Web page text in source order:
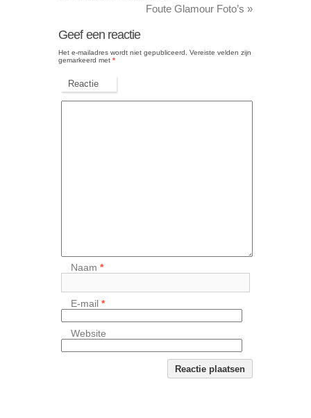
Foute Glamour Foto’s »
Geef een reactie
Het e-mailadres wordt niet gepubliceerd.
Vereiste velden zijn
gemarkeerd met *
Reactie
Naam*
E-mail*
Website